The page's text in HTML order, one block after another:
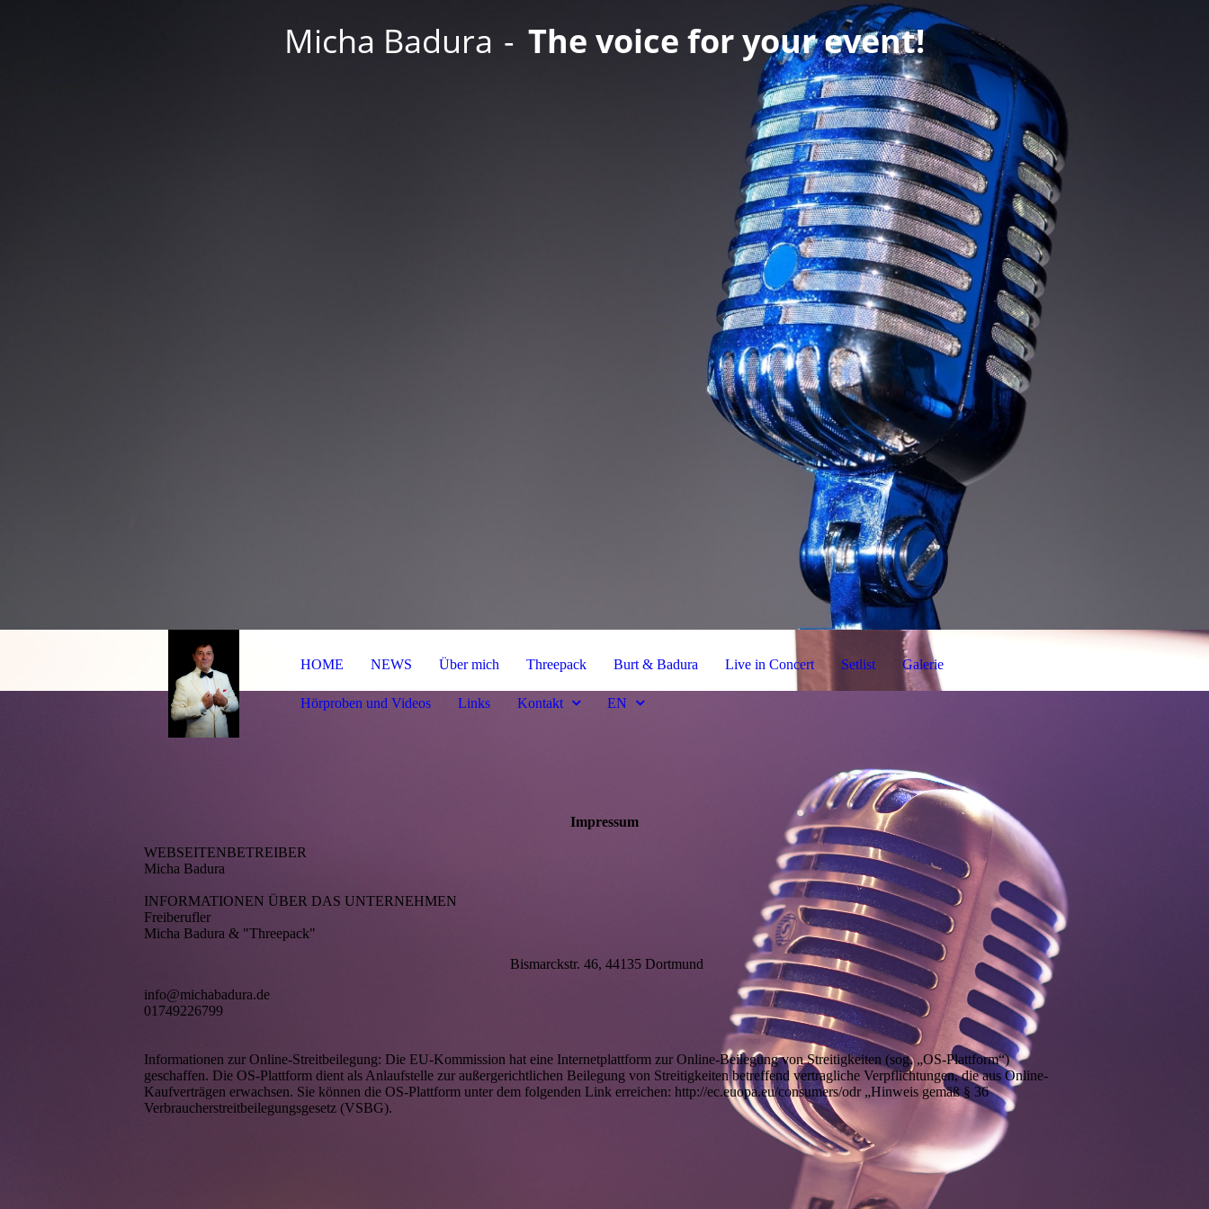
Micha Badura - The voice for your event!
HOME NEWS Über mich Threepack Burt & Badura Live in Concert Setlist Galerie
Hörproben und Videos Links Kontakt EN
Impressum
WEBSEITENBETREIBER
Micha Badura
INFORMATIONEN ÜBER DAS UNTERNEHMEN
Freiberufler
Micha Badura & "Threepack"
Bismarckstr. 46, 44135 Dortmund
info@michabadura.de
01749226799
Informationen zur Online-Streitbeilegung: Die EU-Kommission hat eine Internetplattform zur Online-Beilegung von Streitigkeiten (sog. „OS-Plattform“)
geschaffen. Die OS-Plattform dient als Anlaufstelle zur außergerichtlichen Beilegung von Streitigkeiten betreffend vertragliche Verpflichtungen, die aus Online-
Kaufverträgen erwachsen. Sie können die OS-Plattform unter dem folgenden Link erreichen: http://ec.euopa.eu/consumers/odr „Hinweis gemäß § 36
Verbraucherstreitbeilegungsgesetz (VSBG).